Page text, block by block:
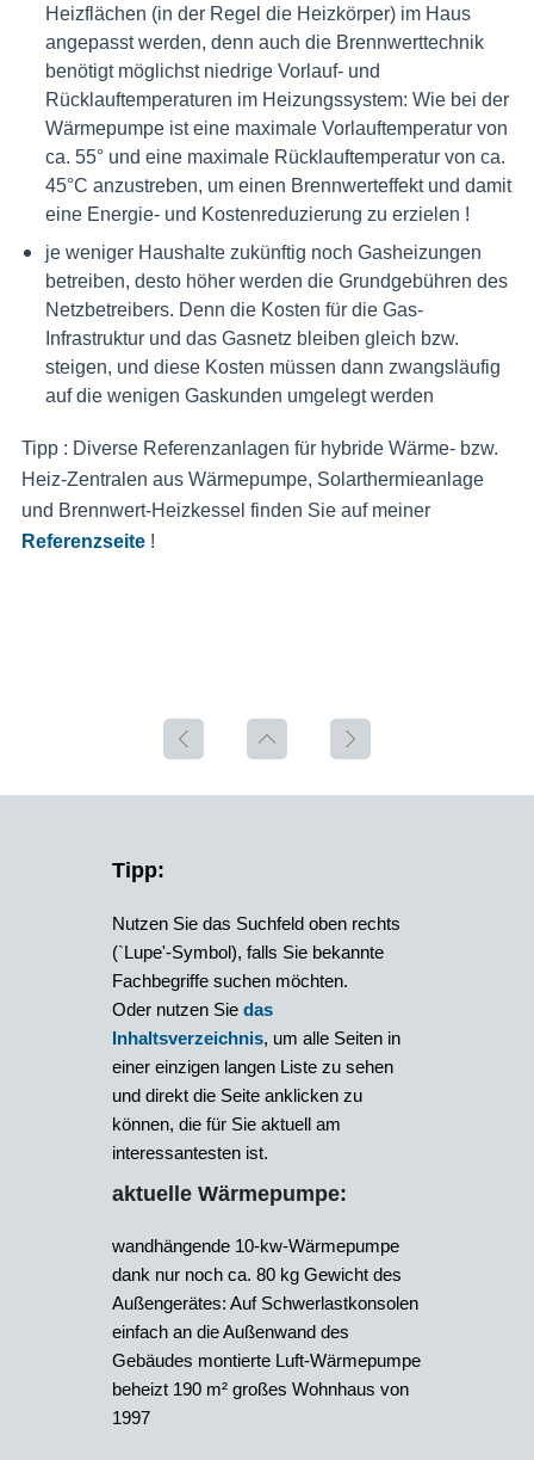
Heizflächen (in der Regel die Heizkörper) im Haus
angepasst werden, denn auch die Brennwerttechnik
benötigt möglichst niedrige Vorlauf- und
Rücklauftemperaturen im Heizungssystem: Wie bei der
Wärmepumpe ist eine maximale Vorlauftemperatur von
ca. 55° und eine maximale Rücklauftemperatur von ca.
45°C anzustreben, um einen Brennwerteffekt und damit
eine Energie- und Kostenreduzierung zu erzielen !
je weniger Haushalte zukünftig noch Gasheizungen
betreiben, desto höher werden die Grundgebühren des
Netzbetreibers. Denn die Kosten für die Gas-
Infrastruktur und das Gasnetz bleiben gleich bzw.
steigen, und diese Kosten müssen dann zwangsläufig
auf die wenigen Gaskunden umgelegt werden
Tipp : Diverse Referenzanlagen für hybride Wärme- bzw.
Heiz-Zentralen aus Wärmepumpe, Solarthermieanlage
und Brennwert-Heizkessel finden Sie auf meiner
Referenzseite!
Tipp:
Nutzen Sie das Suchfeld oben rechts
(`Lupe'-Symbol), falls Sie bekannte
Fachbegriffe suchen möchten.
Oder nutzen Sie das
Inhaltsverzeichnis, um alle Seiten in
einer einzigen langen Liste zu sehen
und direkt die Seite anklicken zu
können, die für Sie aktuell am
interessantesten ist.
aktuelle Wärmepumpe:
wandhängende 10-kw-Wärmepumpe
dank nur noch ca. 80 kg Gewicht des
Außengerätes: Auf Schwerlastkonsolen
einfach an die Außenwand des
Gebäudes montierte Luft-Wärmepumpe
beheizt 190 m² großes Wohnhaus von
1997